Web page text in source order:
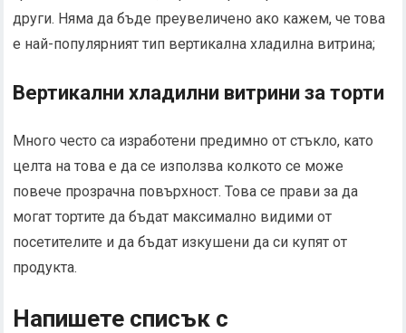
други. Няма да бъде преувеличено ако кажем, че това
е най-популярният тип вертикална хладилна витрина;
Вертикални хладилни витрини за торти
Много често са изработени предимно от стъкло, като
целта на това е да се използва колкото се може
повече прозрачна повърхност. Това се прави за да
могат тортите да бъдат максимално видими от
посетителите и да бъдат изкушени да си купят от
продукта.
Напишете списък с